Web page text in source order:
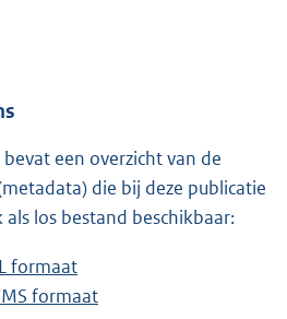
een overzicht van de
die bij deze publicatie
los bestand beschikbaar:
formaat
e
formaat